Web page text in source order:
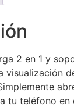
2 en 1 y
visualización
tu teléfono